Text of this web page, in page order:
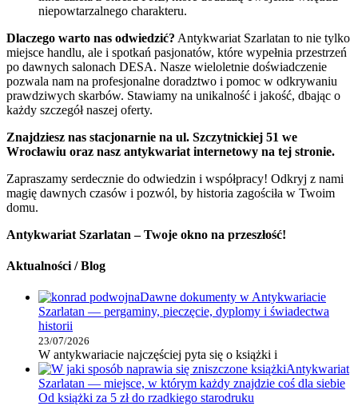
niepowtarzalnego charakteru.
Dlaczego warto nas odwiedzić? Antykwariat Szarlatan to nie tylko
miejsce handlu, ale i spotkań pasjonatów, które wypełnia przestrzeń
po dawnych salonach DESA. Nasze wieloletnie doświadczenie
pozwala nam na profesjonalne doradztwo i pomoc w odkrywaniu
prawdziwych skarbów. Stawiamy na unikalność i jakość, dbając o
każdy szczegół naszej oferty.
Znajdziesz nas stacjonarnie na ul. Szczytnickiej 51 we
Wrocławiu oraz nasz antykwariat internetowy na tej stronie.
Zapraszamy serdecznie do odwiedzin i współpracy! Odkryj z nami
magię dawnych czasów i pozwól, by historia zagościła w Twoim
domu.
Antykwariat Szarlatan – Twoje okno na przeszłość!
Aktualności / Blog
Dawne dokumenty w Antykwariacie
Szarlatan — pergaminy, pieczęcie, dyplomy i świadectwa
historii
23/07/2026
W antykwariacie najczęściej pyta się o książki i
Antykwariat
Szarlatan — miejsce, w którym każdy znajdzie coś dla siebie
Od książki za 5 zł do rzadkiego starodruku